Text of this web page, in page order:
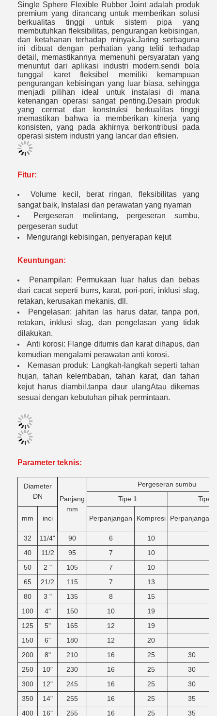
Single Sphere Flexible Rubber Joint adalah produk
premium yang dirancang untuk memberikan solusi
berkualitas tinggi untuk sistem pipa yang
membutuhkan fleksibilitas, pengurangan kebisingan,
dan ketahanan terhadap minyak.Jaring serbaguna
ini dibuat dengan perhatian yang teliti terhadap
detail, memastikannya memenuhi persyaratan yang
menuntut dari aplikasi industri modern.sendi bola
tunggal karet fleksibel memiliki kemampuan
pengurangan kebisingan yang luar biasa, sehingga
menjadi pilihan ideal untuk instalasi di mana
ketenangan operasi sangat penting.Desain produk
yang cermat dan konstruksi berkualitas tinggi
memastikan bahwa ia memberikan kinerja yang
konsisten, yang pada akhirnya berkontribusi pada
operasi sistem industri yang lancar dan efisien.
Fitur:
Volume kecil, berat ringan, fleksibilitas yang
sangat baik, Instalasi dan perawatan yang nyaman
Pergeseran melintang, pergeseran sumbu,
pergeseran sudut
Mengurangi kebisingan, penyerapan kejut
Keuntungan:
Penampilan: Permukaan luar halus dan bebas
dari cacat seperti burrs, karat, pori-pori, inklusi slag,
retakan, kerusakan mekanis, dll.
Pengelasan: jahitan las harus datar, tanpa pori,
retakan, inklusi slag, dan pengelasan yang tidak
dilakukan.
Anti korosi: Flange ditumis dan karat dihapus, dan
kemudian mengalami perawatan anti korosi.
Kemasan produk: Langkah-langkah seperti tahan
hujan, tahan kelembaban, tahan karat, dan tahan
kejut harus diambil.tanpa daur ulangAtau dikemas
sesuai dengan kebutuhan pihak permintaan.
Parameter teknis:
Diameter
DN
Panjang
mm
Pergeseran sumbu
Tipe 1
Tipe 2
mm inci Perpanjangan Kompresi Perpanjangan
32 11/4" 90 6
10
40
11/2 95 7
10
50
2 " 105 7
10
65
21/2 115 7
13
80
3 " 135 8
15
100
4" 150 10
19
125
5" 165 12
19
150
6" 180 12
20
200
8" 210 16 25
30
250
10" 230 16 25
30
300
12" 245 16 25
30
350
14" 255 16 25
35
400
16" 255 16 25 35